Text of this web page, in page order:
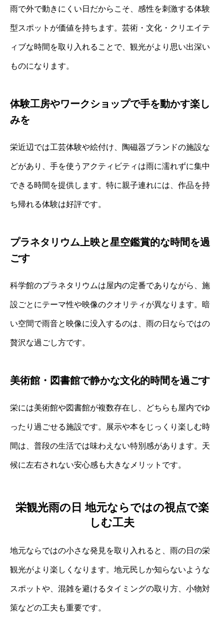
雨で外で動きにくい日だからこそ、感性を刺激する体験
型スポットが価値を持ちます。芸術・文化・クリエイテ
ィブな時間を取り入れることで、観光がより思い出深い
ものになります。
体験工房やワークショップで手を動かす楽し
みを
栄近辺では工芸体験や絵付け、陶磁器ブランドの施設な
どがあり、手を使うアクティビティは雨に濡れずに集中
できる時間を提供します。特に親子連れには、作品を持
ち帰れる体験は好評です。
プラネタリウム上映と星空鑑賞的な時間を過
ごす
科学館のプラネタリウムは屋内の定番でありながら、施
設ごとにテーマ性や映像のクオリティが異なります。暗
い空間で雨音と映像に没入するのは、雨の日ならではの
贅沢な過ごし方です。
美術館・図書館で静かな文化的時間を過ごす
栄には美術館や図書館が複数存在し、どちらも屋内でゆ
ったり過ごせる施設です。展示や本をじっくり楽しむ時
間は、普段の生活では味わえない特別感があります。天
候に左右されない安心感も大きなメリットです。
栄観光雨の日 地元ならではの視点で楽
しむ工夫
地元ならではの小さな発見を取り入れると、雨の日の栄
観光がより楽しくなります。地元民しか知らないような
スポットや、混雑を避けるタイミングの取り方、小物対
策などの工夫も重要です。